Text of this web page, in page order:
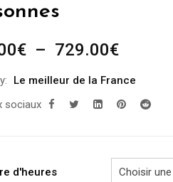
€ – 729.00€Plage
prix :
289.00€
Le meilleur de la France
sociaux
d'heures